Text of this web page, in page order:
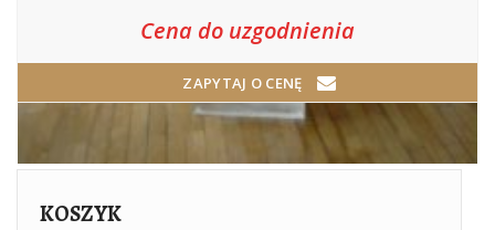
Cena do uzgodnienia
ZAPYTAJ O CENĘ
KOSZYK